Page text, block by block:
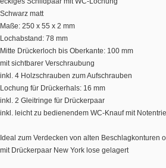
Schwarz matt
Maße: 250 x 55 x 2 mm
Lochabstand: 78 mm
Mitte Drückerloch bis Oberkante: 100 mm
mit sichtbarer Verschraubung
inkl. 4 Holzschrauben zum Aufschrauben
Lochung für Drückerhals: 16 mm
inkl. 2 Gleitringe für Drückerpaar
inkl. leicht zu bedienendem WC-Knauf mit
Ideal zum Verdecken von alten Beschlagkonturen
mit Drückerpaar New York lose gelagert